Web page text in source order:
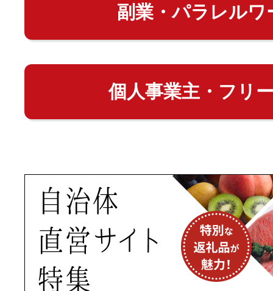
副業・パラレルワ
個人事業主・フリ